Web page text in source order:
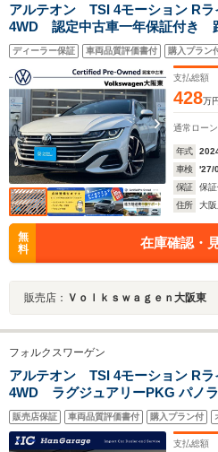
アルテオン TSI 4モーション Rラ
4WD 認定中古車一年保証付き
シート サンルーフ パールホワ
ラウンドビューカメラ シート
レーンキープアシスト レーンチ
ディーラー保証 車両品質評価書付 購入プラン
支払総額
428万
通常ローン
年式
車検
'27/
保証
保
住所
大
無
料
在庫確認・
販売店： Ｖｏｌｋｓｗａｇｅｎ大阪東
フォルクスワーゲン
アルテオン TSI 4モーション Rラ
4WD ラグジュアリーPKG パノ
フ HarmanKardonプレミアムサウ
ンセーフティ アダプティブクルー
ビTV アラウンドビューカメラ 禁
販売店保証 車両品質評価書付 購入プラン付
支払総額